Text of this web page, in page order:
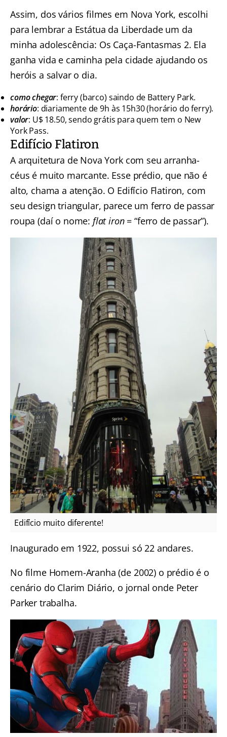
Assim, dos vários filmes em Nova York, escolhi
para lembrar a Estátua da Liberdade um da
minha adolescência: Os Caça-Fantasmas 2. Ela
ganha vida e caminha pela cidade ajudando os
heróis a salvar o dia.
como chegar: ferry (barco) saindo de Battery Park.
horário: diariamente de 9h às 15h30 (horário do ferry).
valor: U$ 18.50, sendo grátis para quem tem o New
York Pass.
Edifício Flatiron
A arquitetura de Nova York com seu arranha-
céus é muito marcante. Esse prédio, que não é
alto, chama a atenção. O Edifício Flatiron, com
seu design triangular, parece um ferro de passar
roupa (daí o nome: flat iron= “ferro de passar”).
Edifício muito diferente!
Inaugurado em 1922, possui só 22 andares.
No filme Homem-Aranha (de 2002) o prédio é o
cenário do Clarim Diário, o jornal onde Peter
Parker trabalha.